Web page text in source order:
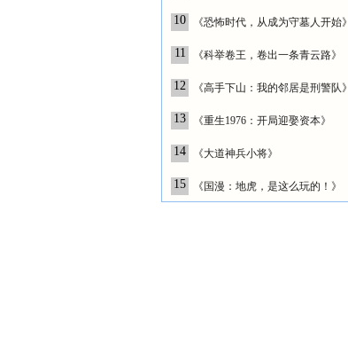
10 《恐怖时代，从成为守墓人开始》
11 《科举卷王，卷出一条青云路》
12 《高手下山：我的邻居是刑警队》
13 《重生1976：开局迎娶资本》
14 《大道神兵小将》
15 《国漫：地虎，是这么玩的！》